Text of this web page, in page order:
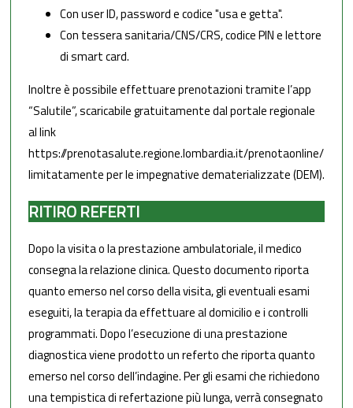
Con user ID, password e codice "usa e getta".
Con tessera sanitaria/CNS/CRS, codice PIN e lettore
di smart card.
Inoltre è possibile effettuare prenotazioni tramite l’app
“Salutile”, scaricabile gratuitamente dal portale regionale
al link
https://prenotasalute.regione.lombardia.it/prenotaonline/
limitatamente per le impegnative dematerializzate (DEM).
RITIRO REFERTI
Dopo la visita o la prestazione ambulatoriale, il medico
consegna la relazione clinica. Questo documento riporta
quanto emerso nel corso della visita, gli eventuali esami
eseguiti, la terapia da effettuare al domicilio e i controlli
programmati. Dopo l’esecuzione di una prestazione
diagnostica viene prodotto un referto che riporta quanto
emerso nel corso dell’indagine. Per gli esami che richiedono
una tempistica di refertazione più lunga, verrà consegnato